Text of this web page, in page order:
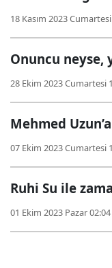
18 Kasım 2023
Onuncu neyse,
28 Ekim 2023 Cumartesi
Mehmed
07 Ekim 2023 Cumartesi
Ruhi Su ile
01 Ekim 2023 Pazar 02:04